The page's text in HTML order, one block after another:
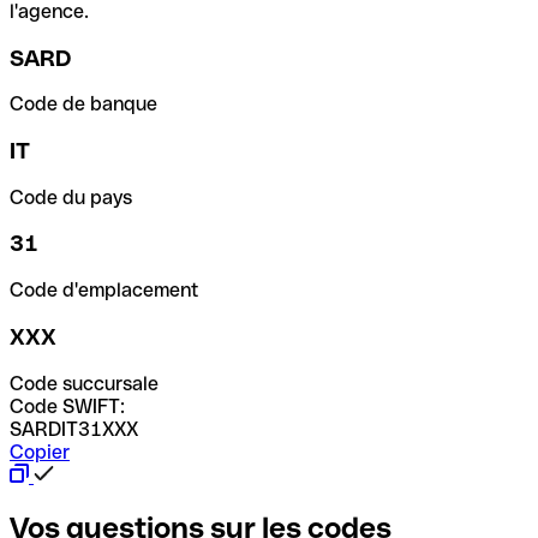
l'agence.
SARD
Code de banque
IT
Code du pays
31
Code d'emplacement
XXX
Code succursale
Code SWIFT:
SARDIT31XXX
Copier
Vos questions sur les codes